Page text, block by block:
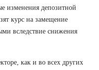
изменения депозитной
курс на замещение
вследствие снижения
как и во всех других